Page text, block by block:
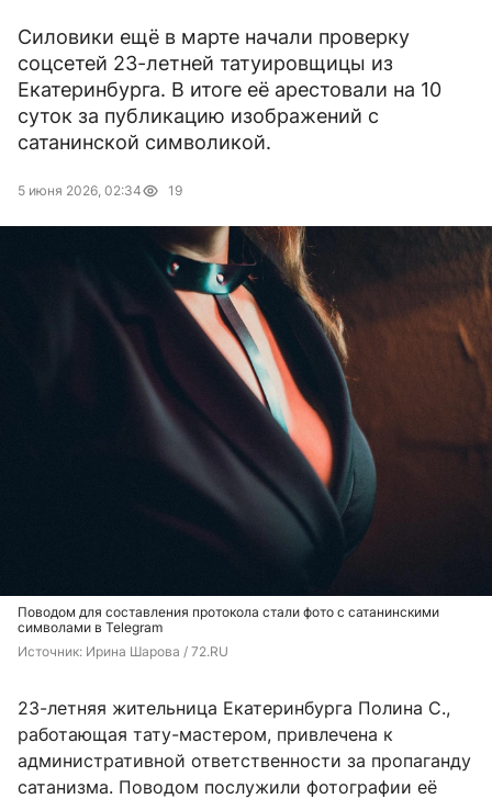
Силовики ещё в марте начали проверку
соцсетей 23-летней татуировщицы из
Екатеринбурга. В итоге её арестовали на 10
суток за публикацию изображений с
сатанинской символикой.
5 июня 2026, 02:34 19
Поводом для составления протокола стали фото с сатанинскими
символами в Telegram
Источник: Ирина Шарова / 72.RU
23-летняя жительница Екатеринбурга Полина С.,
работающая тату-мастером, привлечена к
административной ответственности за пропаганду
сатанизма. Поводом послужили фотографии её